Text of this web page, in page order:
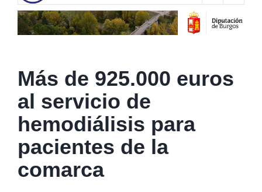
Más de 925.000 euros
al servicio de
hemodiálisis para
pacientes de la
comarca